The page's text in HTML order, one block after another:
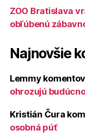
ZOO Bratislava
obľúbenú
Najnovšie
Lemmy
ohrozujú
Kristián Čura
osobná púť